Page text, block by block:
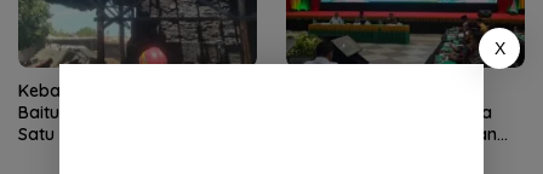
Kebakaran Dapur Bata di
Baitussalam Aceh Besar,
Satu Bangunan Kayu Hangus
Pemulihan Pascabencana
Aceh, Gandeng Perguruan
X